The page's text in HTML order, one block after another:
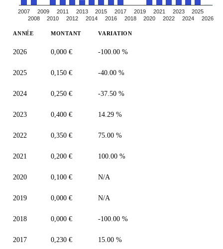
2007
2008
2009
2010
2011
2012
2013
2014
2015
2016
2017
2018
2019
2020
2021
2022
2023
2024
2025
2026
ANNÉE MONTANT VARIATION
2026 0,000 € -100.00 %
2025 0,150 € -40.00 %
2024 0,250 € -37.50 %
2023 0,400 € 14.29 %
2022 0,350 € 75.00 %
2021 0,200 € 100.00 %
2020 0,100 € N/A
2019 0,000 € N/A
2018 0,000 € -100.00 %
2017 0,230 € 15.00 %